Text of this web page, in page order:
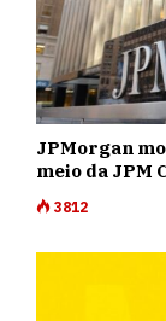
JPMorgan
meio da JPM
3812